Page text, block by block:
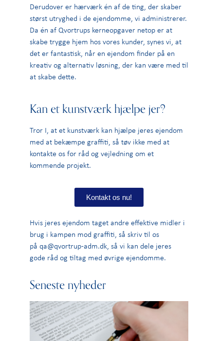
Derudover er hærværk én af de ting, der skaber
størst utryghed i de ejendomme, vi administrerer.
Da én af Qvortrups kerneopgaver netop er at
skabe trygge hjem hos vores kunder, synes vi, at
det er fantastisk, når en ejendom finder på en
kreativ og alternativ løsning, der kan være med til
at skabe dette.
Kan et kunstværk hjælpe jer?
Tror I, at et kunstværk kan hjælpe jeres ejendom
med at bekæmpe graffiti, så tøv ikke med at
kontakte os for råd og vejledning om et
kommende projekt.
Kontakt os nu!
Hvis jeres ejendom taget andre effektive midler i
brug i kampen mod graffiti, så skriv til os
på qa@qvortrup-adm.dk, så vi kan dele jeres
gode råd og tiltag med øvrige ejendomme.
Seneste nyheder